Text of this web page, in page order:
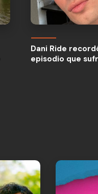
Dani Ride
episodio que